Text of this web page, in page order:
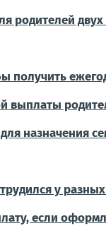
родителей
получить
выплаты
назначения
у
если